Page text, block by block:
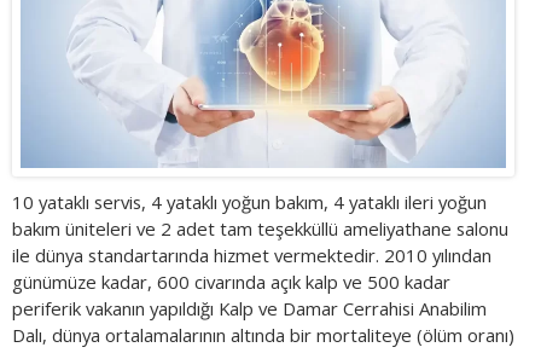
10 yataklı servis, 4 yataklı yoğun bakım, 4 yataklı ileri yoğun
bakım üniteleri ve 2 adet tam teşekküllü ameliyathane salonu
ile dünya standartarında hizmet vermektedir. 2010 yılından
günümüze kadar, 600 civarında açık kalp ve 500 kadar
periferik vakanın yapıldığı Kalp ve Damar Cerrahisi Anabilim
Dalı, dünya ortalamalarının altında bir mortaliteye (ölüm oranı)